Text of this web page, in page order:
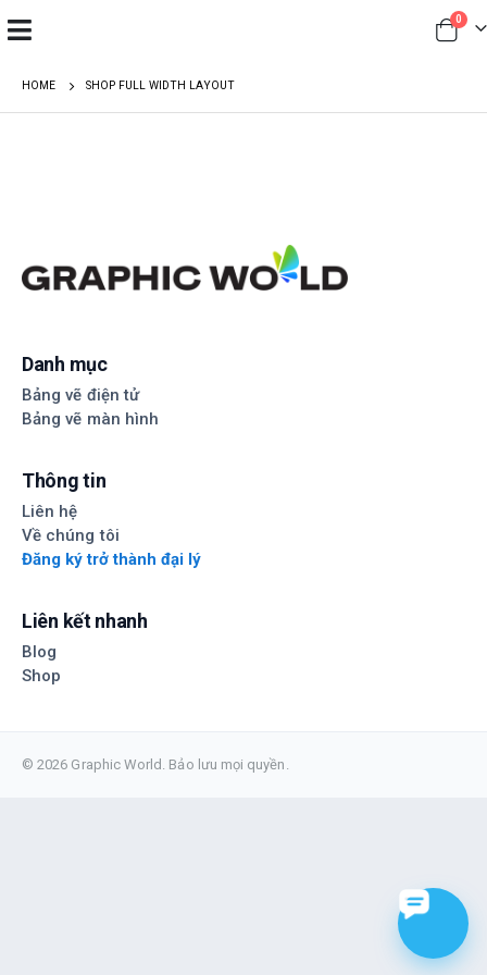
0
HOME SHOP FULL WIDTH LAYOUT
Danh mục
Bảng vẽ điện tử
Bảng vẽ màn hình
Thông tin
Liên hệ
Về chúng tôi
Đăng ký trở thành đại lý
Liên kết nhanh
Blog
Shop
© 2026 Graphic World. Bảo lưu mọi quyền.